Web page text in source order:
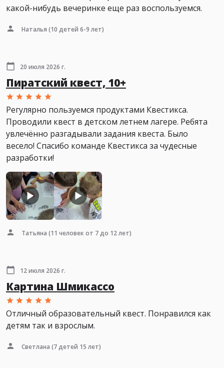
какой-нибудь вечеринке еще раз воспользуемся.
Наталья (10 детей 6-9 лет)
20 июля 2026 г.
Пиратский квест, 10+
Регулярно пользуемся продуктами Квестикса.
Проводили квест в детском летнем лагере. Ребята
увлечённо разгадывали задания квеста. Было
весело! Спасибо команде Квестикса за чудесные
разработки!
Татьяна (11 человек от 7 до 12 лет)
12 июля 2026 г.
Картина Шмикассо
Отличный образовательный квест. Понравился как
детям так и взрослым.
Светлана (7 детей 15 лет)